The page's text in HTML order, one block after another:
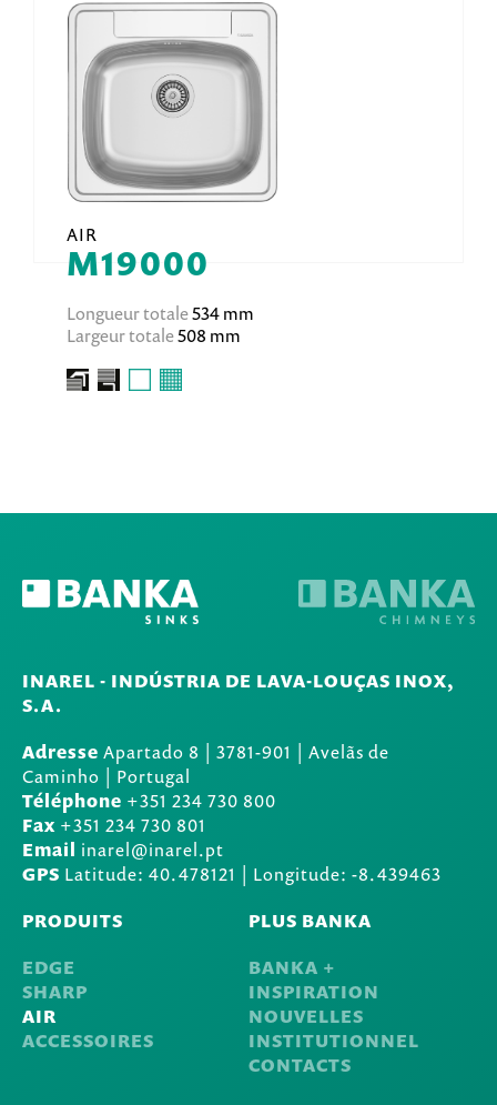
AIR
M19000
Longueur totale534 mm
Largeur totale508 mm
INAREL - INDÚSTRIA DE LAVA-LOUÇAS INOX,
S.A.
Adresse Apartado 8 3781-901
Avelãs de
Caminho | Portugal
Téléphone +351 234 730 800
Fax +351 234 730 801
Email inarel@inarel.pt
GPS Latitude: 40.478121 | Longitude: -8.439463
PRODUITS
EDGE
SHARP
AIR
ACCESSOIRES
PLUS BANKA
BANKA +
INSPIRATION
NOUVELLES
INSTITUTIONNEL
CONTACTS